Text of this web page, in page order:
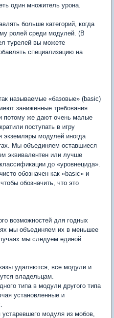
один множитель урона.
больше категорий, когда
ролей среди модулей. (В
турелей вы можете
специализацию на
называемые «базовые» (basic)
заниженные требования
потому же дают очень малые
поступать в игру
экземляры модулей иногда
Мы объединяем оставшиеся
эквивалентен или лучше
до «уровнецида».
обозначен как «basic» и
обозначить, что это
возможностей для годных
мы объединяем их в меньшее
мы следуем единой
удаляются, все модули и
владельцам.
типа в модули другого типа
установленные и
модуля из мобов,